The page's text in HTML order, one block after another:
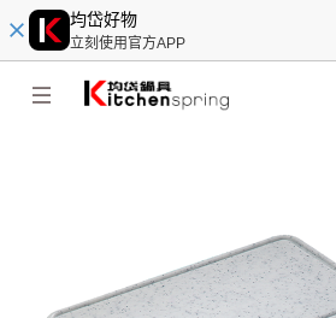
均岱好物
立刻使用官方APP